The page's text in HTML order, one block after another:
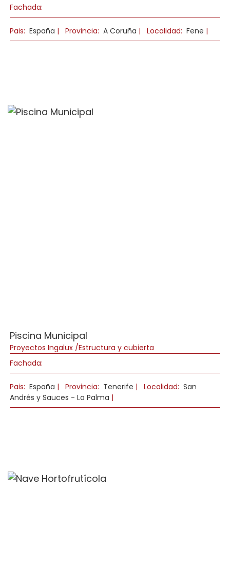
Fachada:
Pais: España | Provincia: A Coruña | Localidad: Fene |
Piscina Municipal
Proyectos Ingalux /Estructura y cubierta
Fachada:
Pais: España | Provincia: Tenerife | Localidad: San
Andrés y Sauces - La Palma |